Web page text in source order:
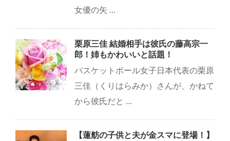
女優の矢 ...
栗原三佳 結婚相手は彼氏の藤高宗一
郎！姉もかわいいと話題！
バスケットボール女子日本代表の栗原
三佳（くりはらみか）さんが、かねて
から彼氏だと ...
【蓮舫の子供と夫が金スマに登場！】